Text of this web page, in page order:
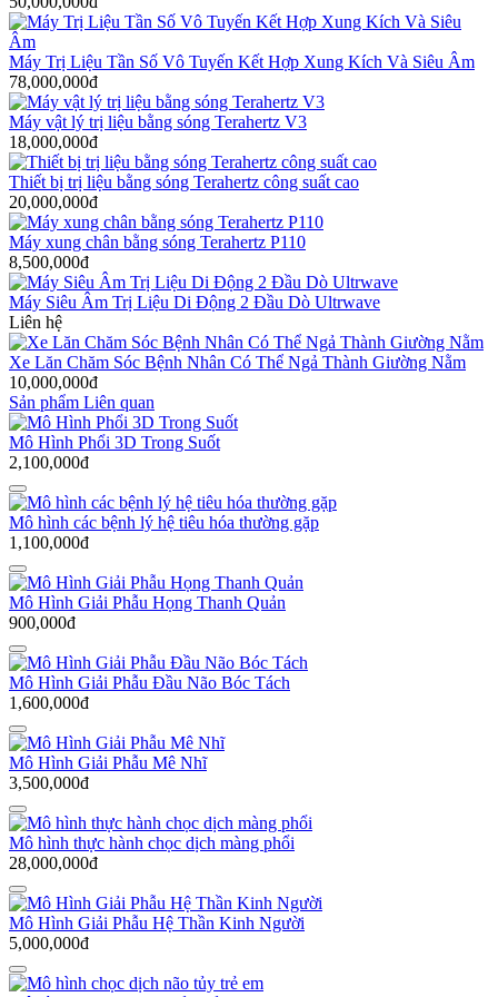
Máy Trị Liệu Tần Số Vô Tuyến Kết Hợp Xung Kích Và Siêu Âm
78,000,000đ
Máy vật lý trị liệu bằng sóng Terahertz V3
18,000,000đ
Thiết bị trị liệu bằng sóng Terahertz công suất cao
20,000,000đ
Máy xung chân bằng sóng Terahertz P110
8,500,000đ
Máy Siêu Âm Trị Liệu Di Động 2 Đầu Dò Ultrwave
Liên hệ
Xe Lăn Chăm Sóc Bệnh Nhân Có Thể Ngả Thành Giường Nằm
10,000,000đ
Sản phẩm Liên quan
Mô Hình Phổi 3D Trong Suốt
2,100,000đ
Mô hình các bệnh lý hệ tiêu hóa thường gặp
1,100,000đ
Mô Hình Giải Phẫu Họng Thanh Quản
900,000đ
Mô Hình Giải Phẫu Đầu Não Bóc Tách
1,600,000đ
Mô Hình Giải Phẫu Mê Nhĩ
3,500,000đ
Mô hình thực hành chọc dịch màng phổi
28,000,000đ
Mô Hình Giải Phẫu Hệ Thần Kinh Người
5,000,000đ